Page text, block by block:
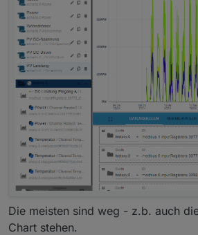
Die meisten sind weg - z.b. auch
Chart stehen.